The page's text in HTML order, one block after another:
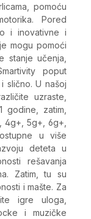
pomoću
Pored
i inovativne i
mogu pomoći
stanje učenja,
poput
slično. U našoj
uzraste,
zatim,
4g+, 5g+, 6g+,
u više
deteta u
rešavanja
Zatim, tu su
i mašte. Za
igre uloga,
i muzičke